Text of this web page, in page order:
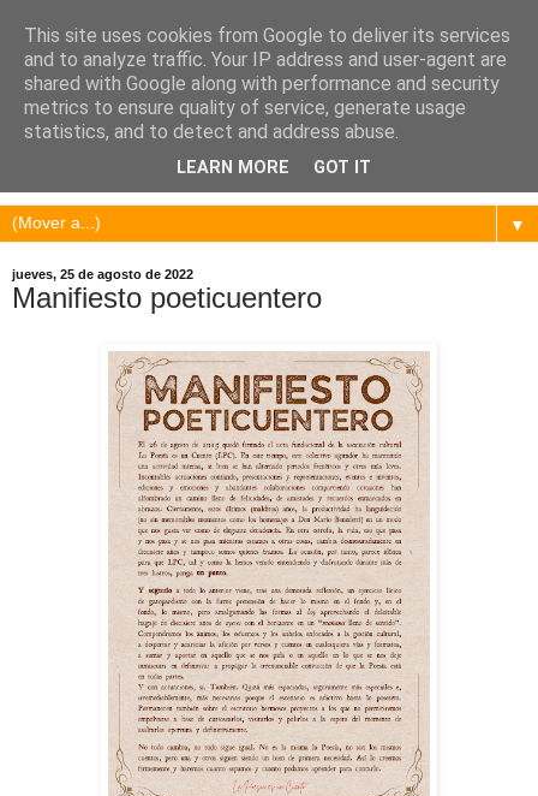
▼
jueves, 25 de agosto de 2022
Manifiesto poeticuentero
This site uses cookies from Google to deliver its services
and to analyze traffic. Your IP address and user-agent are
shared with Google along with performance and security
metrics to ensure quality of service, generate usage
statistics, and to detect and address abuse.
LEARN MORE GOT IT